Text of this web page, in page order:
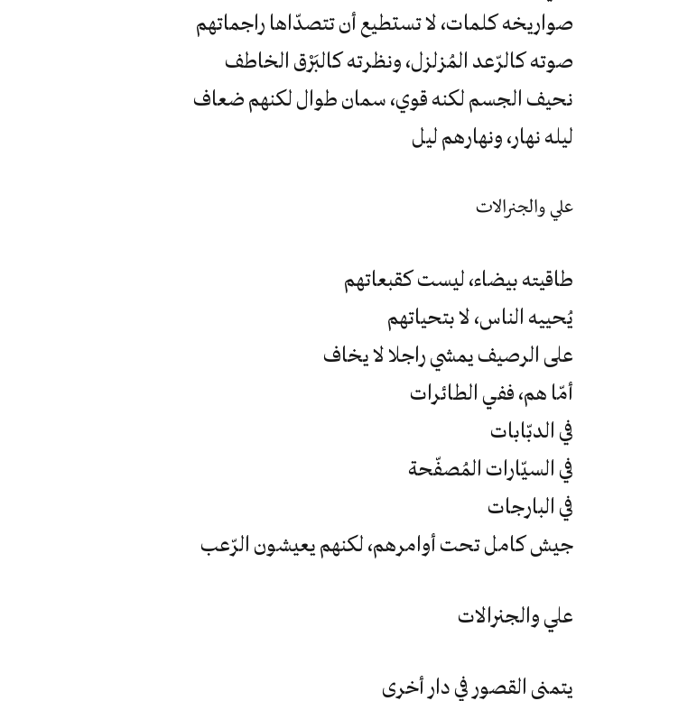
صواريخه كلمات، لا تستطيع أن تتصدّاها راجماتهم
صوته كالرّعد المُزلزل، ونظرته كالبَرْق الخاطف
نحيف الجسم لكنه قوي، سمان طوال لكنهم ضعاف
ليله نهار، ونهارهم ليل
علي والجنرالات
طاقيته بيضاء، ليست كقبعاتهم
يُحييه الناس، لا بتحياتهم
على الرصيف يمشي راجلا لا يخاف
أمّا هم، ففي الطائرات
في الدبّابات
في السيّارات المُصفّحة
في البارجات
جيش كامل تحت أوامرهم، لكنهم يعيشون الرّعب
علي والجنرالات
يتمنى القصور في دار أخرى